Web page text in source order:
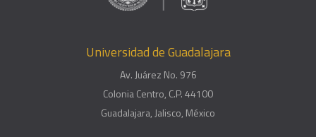
Universidad de Guadalajara
Av. Juárez No. 976
Colonia Centro, C.P. 44100
Guadalajara, Jalisco, México